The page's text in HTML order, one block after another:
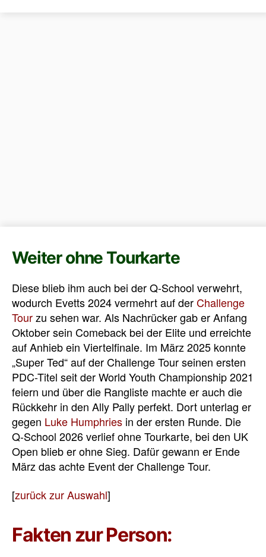
Weiter ohne Tourkarte
Diese blieb ihm auch bei der Q-School verwehrt,
wodurch Evetts 2024 vermehrt auf derChallenge
Tourzu sehen war. Als Nachrücker gab er Anfang
Oktober sein Comeback bei der Elite und erreichte
auf Anhieb ein Viertelfinale. Im März 2025 konnte
„Super Ted“ auf der Challenge Tour seinen ersten
PDC-Titel seit der World Youth Championship 2021
feiern und über die Rangliste machte er auch die
Rückkehr in den Ally Pally perfekt. Dort unterlag er
gegen Luke Humphries in der ersten Runde. Die
Q-School 2026 verlief ohne Tourkarte, bei den UK
Open blieb er ohne Sieg. Dafür gewann er Ende
März das achte Event der Challenge Tour.
[zurück zur Auswahl]
Fakten zur Person: